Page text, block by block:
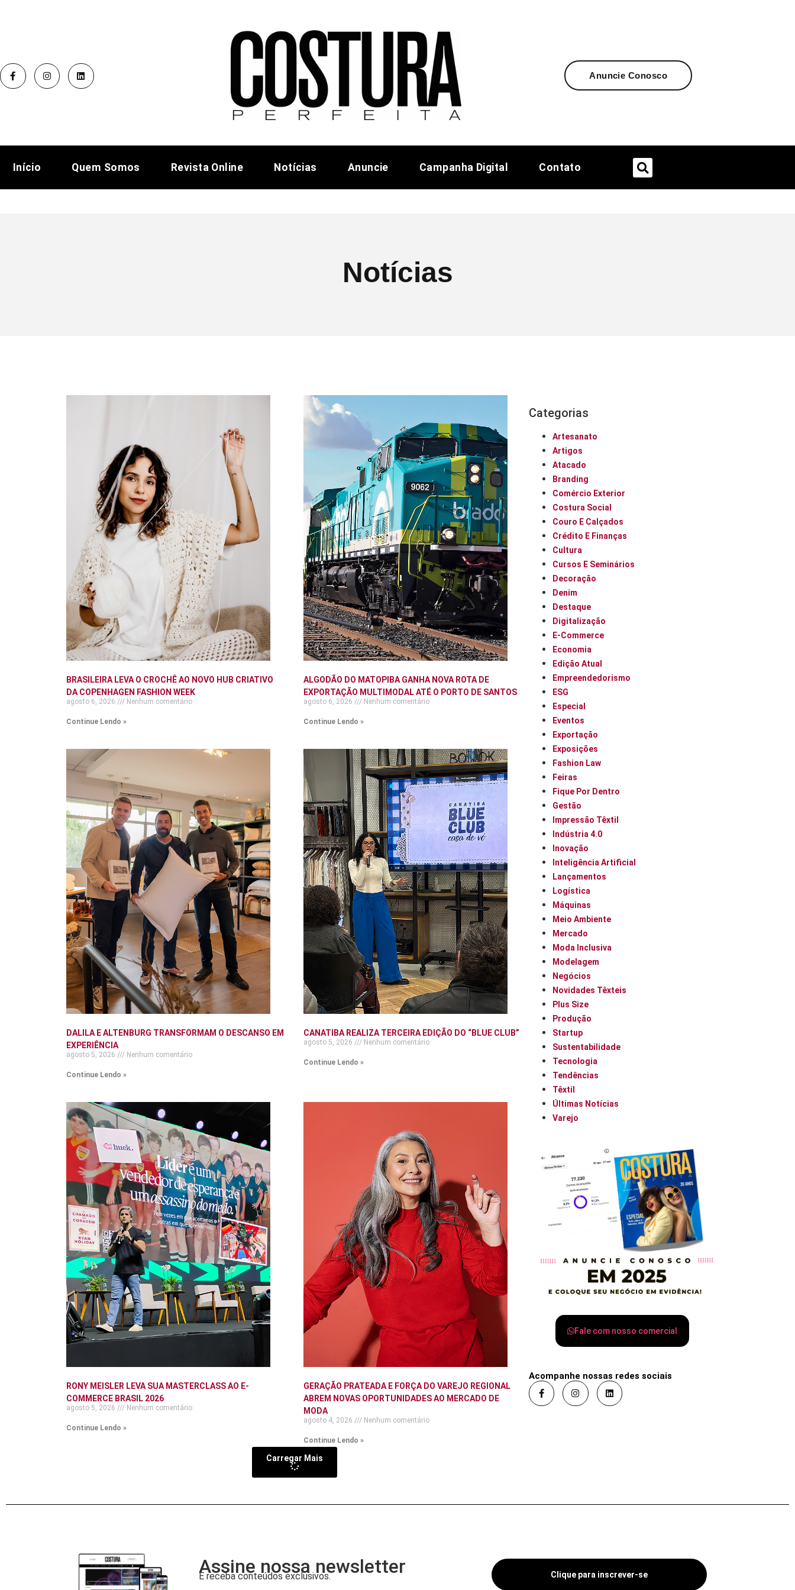
Anuncie Conosco
Início Quem Somos Revista Online Notícias Anuncie Campanha Digital Contato
Notícias
BRASILEIRA LEVA O CROCHÊ AO NOVO HUB CRIATIVO
DA COPENHAGEN FASHION WEEK
agosto 6, 2026 Nenhum comentário
Continue Lendo »
ALGODÃO DO MATOPIBA GANHA NOVA ROTA DE
EXPORTAÇÃO MULTIMODAL ATÉ O PORTO DE SANTOS
agosto 6, 2026 Nenhum comentário
Continue Lendo »
DALILA E ALTENBURG TRANSFORMAM O DESCANSO EM
EXPERIÊNCIA
agosto 5, 2026 Nenhum comentário
Continue Lendo »
CANATIBA REALIZA TERCEIRA EDIÇÃO DO “BLUE CLUB”
agosto 5, 2026 Nenhum comentário
Continue Lendo »
RONY MEISLER LEVA SUA MASTERCLASS AO E-
COMMERCE BRASIL 2026
agosto 5, 2026 Nenhum comentário
Continue Lendo »
GERAÇÃO PRATEADA E FORÇA DO VAREJO REGIONAL
ABREM NOVAS OPORTUNIDADES AO MERCADO DE
MODA
agosto 4, 2026 Nenhum comentário
Continue Lendo »
Carregar Mais
Categorias
Artesanato
Artigos
Atacado
Branding
Comércio Exterior
Costura Social
Couro E Calçados
Crédito E Finanças
Cultura
Cursos E Seminários
Decoração
Denim
Destaque
Digitalização
E-Commerce
Economia
Edição Atual
Empreendedorismo
ESG
Especial
Eventos
Exportação
Exposições
Fashion Law
Feiras
Fique Por Dentro
Gestão
Impressão Têxtil
Indústria 4.0
Inovação
Inteligência Artificial
Lançamentos
Logística
Máquinas
Meio Ambiente
Mercado
Moda Inclusiva
Modelagem
Negócios
Novidades Têxteis
Plus Size
Produção
Startup
Sustentabilidade
Tecnologia
Tendências
Têxtil
Últimas Notícias
Varejo
Fale com nosso comercial
Acompanhe nossas redes sociais
Assine nossa newsletter
E receba conteúdos exclusivos. Clique para inscrever-se